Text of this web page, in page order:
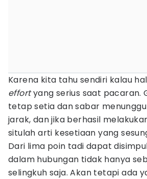
Karena kita tahu sendiri kalau
effortyang serius saat pacaran.
tetap setia dan sabar
jarak, dan jika berhasil
situlah arti kesetiaan yang
Dari lima poin tadi dapat
dalam hubungan tidak hanya
selingkuh saja. Akan tetapi ada